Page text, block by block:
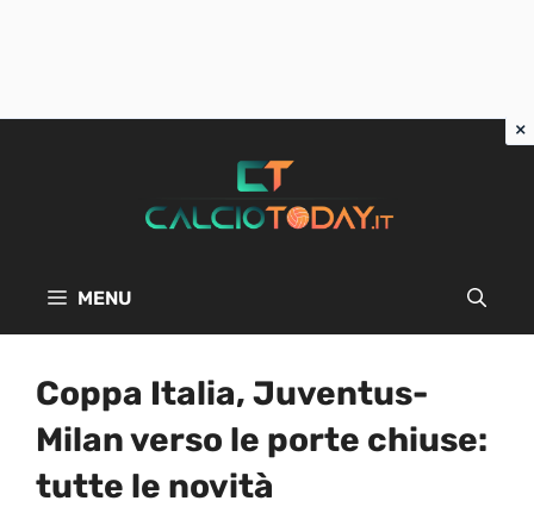
MENU
Coppa Italia, Juventus-
Milan verso le porte chiuse:
tutte le novità